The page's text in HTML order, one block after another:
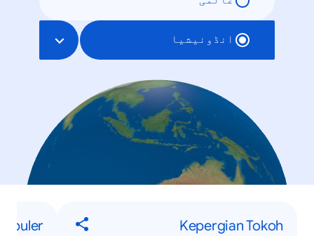
انڈونیشیا
Kepergian Tokoh